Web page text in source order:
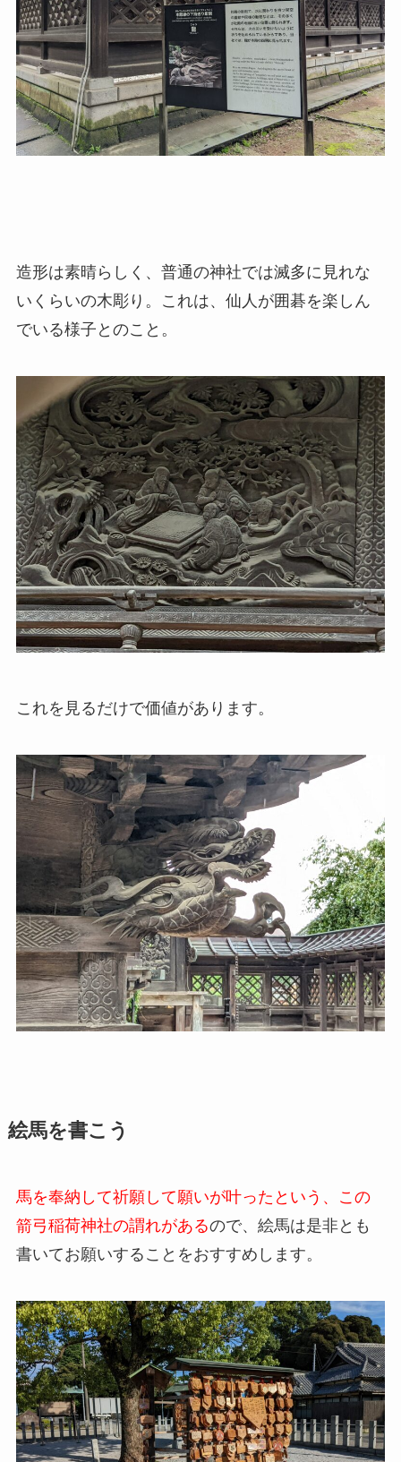
造形は素晴らしく、普通の神社では滅多に見れな
いくらいの木彫り。これは、仙人が囲碁を楽しん
でいる様子とのこと。
これを見るだけで価値があります。
絵馬を書こう
馬を奉納して祈願して願いが叶ったという、この
箭弓稲荷神社の謂れがあるので、絵馬は是非とも
書いてお願いすることをおすすめします。